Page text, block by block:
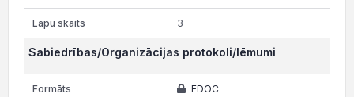
3
Sabiedrības/Organizācijas protokoli/lēmumi
EDOC